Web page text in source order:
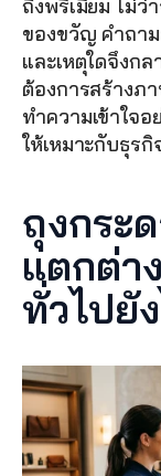
ถึงพรีเมียม ไม่ว่
ของขวัญ คำถา
และเหตุใดจึงก
ต้องการสร้าง
ทำความเข้าใจ
ให้เหมาะกับธุรกิ
ถุงกระ
แตกต่า
ทั่วไปยั